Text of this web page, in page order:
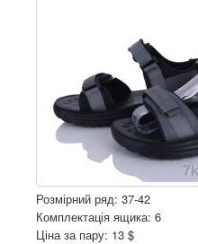
Розмірний ряд: 37-42
Комплектація ящика: 6
Ціна за пару: 13 $